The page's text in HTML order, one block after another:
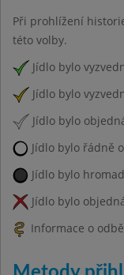
Při prohlížení
této volby.
Jídlo bylo
Jídlo bylo
Jídlo bylo
Jídlo bylo řádně
Jídlo bylo
Jídlo bylo
Informace o